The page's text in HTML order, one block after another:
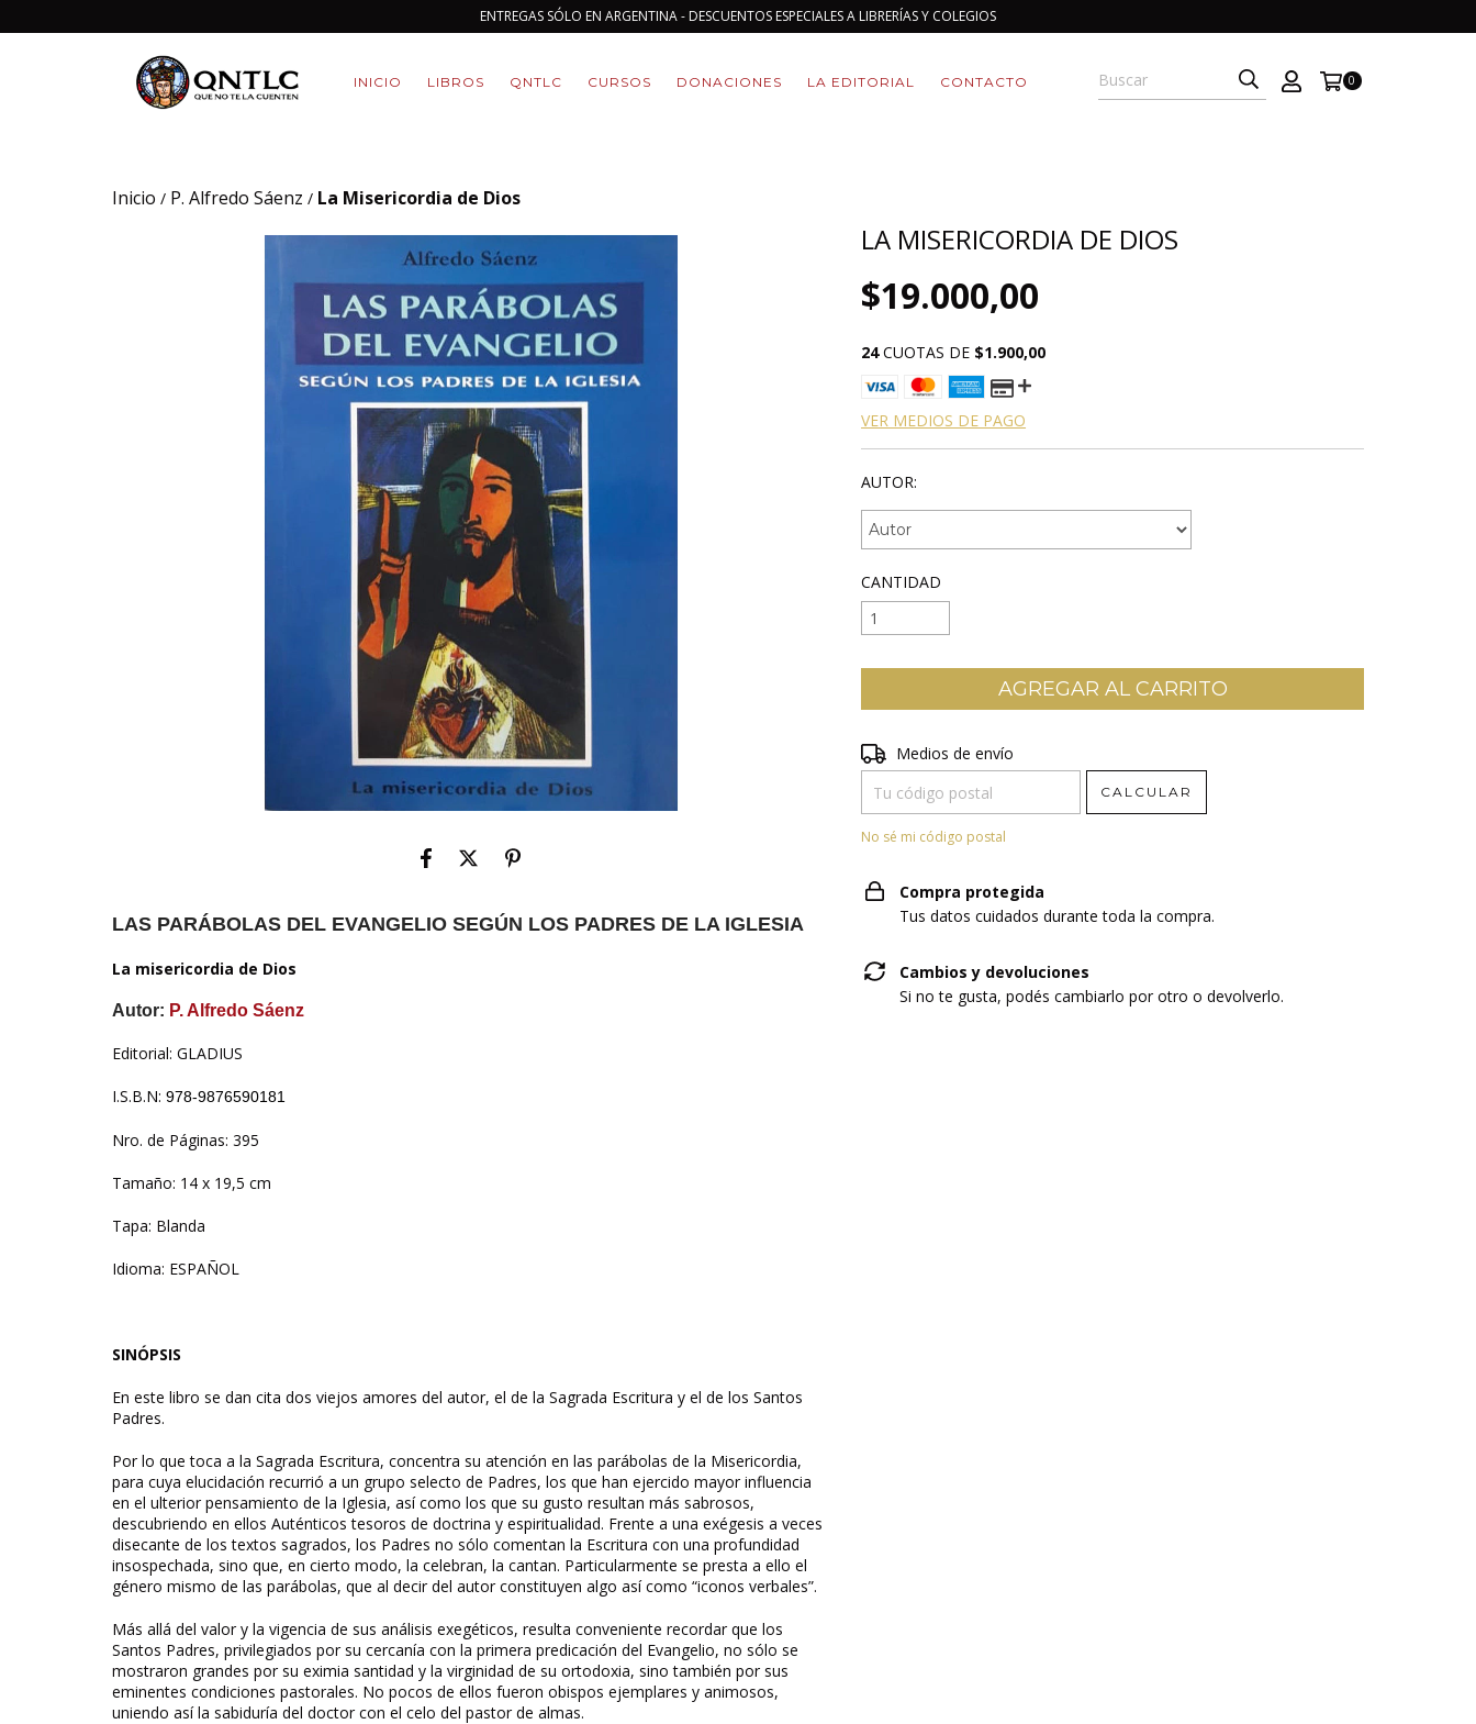
ENTREGAS SÓLO EN ARGENTINA - DESCUENTOS ESPECIALES A LIBRERÍAS Y COLEGIOS
INICIO LIBROS QNTLC CURSOS DONACIONES LA EDITORIAL CONTACTO 0
Inicio / P. Alfredo Sáenz / La Misericordia de Dios
LAS PARÁBOLAS DEL EVANGELIO SEGÚN LOS PADRES DE LA IGLESIA
La misericordia de Dios
Autor: P.Alfredo Sáenz
Editorial: GLADIUS
I.S.B.N: 978-9876590181
Nro. de Páginas: 395
Tamaño: 14 x 19,5 cm
Tapa: Blanda
Idioma: ESPAÑOL
SINÓPSIS
En este libro se dan cita dos viejos amores del autor, el de la Sagrada Escritura y el de los Santos
Padres.
Por lo que toca a la Sagrada Escritura, concentra su atención en las parábolas de la Misericordia,
para cuya elucidación recurrió a un grupo selecto de Padres, los que han ejercido mayor influencia
en el ulterior pensamiento de la Iglesia, así como los que su gusto resultan más sabrosos,
descubriendo en ellos Auténticos tesoros de doctrina y espiritualidad. Frente a una exégesis a veces
disecante de los textos sagrados, los Padres no sólo comentan la Escritura con una profundidad
insospechada, sino que, en cierto modo, la celebran, la cantan. Particularmente se presta a ello el
género mismo de las parábolas, que al decir del autor constituyen algo así como “iconos verbales”.
Más allá del valor y la vigencia de sus análisis exegéticos, resulta conveniente recordar que los
Santos Padres, privilegiados por su cercanía con la primera predicación del Evangelio, no sólo se
mostraron grandes por su eximia santidad y la virginidad de su ortodoxia, sino también por sus
eminentes condiciones pastorales. No pocos de ellos fueron obispos ejemplares y animosos,
uniendo así la sabiduría del doctor con el celo del pastor de almas.
LA MISERICORDIA DE DIOS
$19.000,00
24 CUOTAS DE $1.900,00
VER MEDIOS DE PAGO
AUTOR:
CANTIDAD
Entregas para el CP:
Medios de envío
CALCULAR
No sé mi código postal
Compra protegida
Tus datos cuidados durante toda la compra.
Cambios y devoluciones
Si no te gusta, podés cambiarlo por otro o devolverlo.